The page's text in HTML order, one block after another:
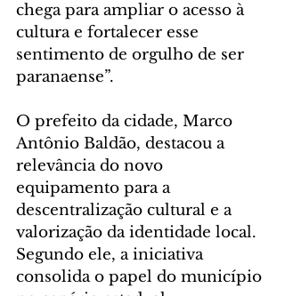
chega para ampliar o acesso à
cultura e fortalecer esse
sentimento de orgulho de ser
paranaense”.
O prefeito da cidade, Marco
Antônio Baldão, destacou a
relevância do novo
equipamento para a
descentralização cultural e a
valorização da identidade local.
Segundo ele, a iniciativa
consolida o papel do município